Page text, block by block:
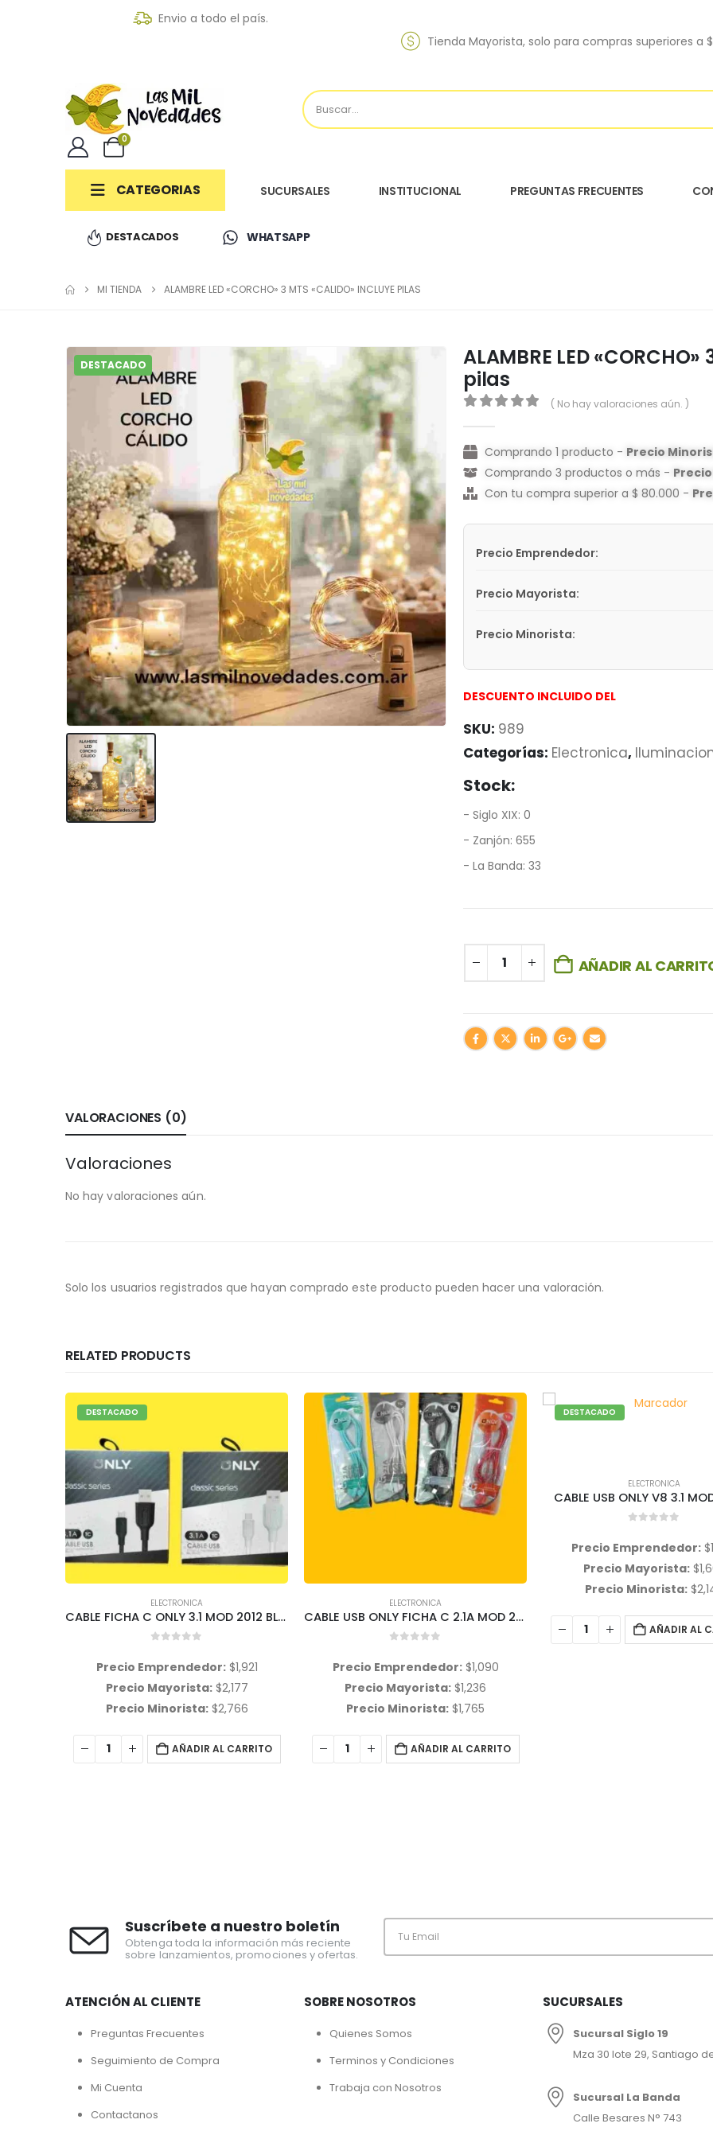
Envio a todo el país.
Tienda Mayorista, solo para compras superiores a
0
CATEGORIAS SUCURSALES INSTITUCIONAL PREGUNTAS FRECUENTES
DESTACADOS WHATSAPP
MI TIENDA ALAMBRE LED «CORCHO» 3 MTS «CALIDO» INCLUYE PILAS
DESTACADO
ALAMBRE LED
pilas
( No hay valoraciones aún. )
Comprando 1 producto - Precio
Comprando 3 productos o más -
Con tu compra superior a $ 80.000 -
Precio Emprendedor:
Precio Mayorista:
Precio Minorista:
DESCUENTO INCLUIDO DEL
SKU: 989
Categorías: Electronica,
Stock:
- Siglo XIX: 0
- Zanjón: 655
- La Banda: 33
AÑADIR AL
VALORACIONES (0)
Valoraciones
No hay valoraciones aún.
Solo los usuarios registrados que hayan comprado este producto pueden hacer una valoración.
RELATED PRODUCTS
ELECTRONICA
CABLE USB ONLY FICHA C 2.1A MOD 2038-054
Precio Emprendedor: $1,090
Precio Mayorista: $1,236
Precio Minorista: $1,765
AÑADIR AL CARRITO
DESTACADO
ELECTRONICA
CABLE USB ONLY V8 3.1 MODELO 42
Precio Minorista: $2,140
AÑADIR AL CARRITO
CABLE USB V8 1.5 ONLY
Suscríbete a nuestro boletín
Obtenga toda la información más reciente
sobre lanzamientos, promociones y ofertas.
ATENCIÓN AL CLIENTE
Preguntas Frecuentes
Seguimiento de Compra
Mi Cuenta
Contactanos
SOBRE NOSOTROS
Quienes Somos
Terminos y Condiciones
Trabaja con Nosotros
SUCURSALES
Sucursal Siglo 19
Mza 30 lote 29, Santiago
Sucursal La Banda
Calle Besares N° 743